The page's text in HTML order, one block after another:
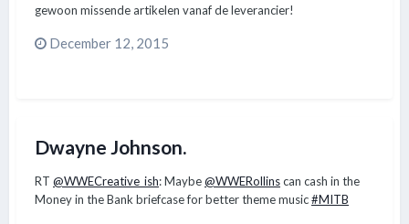
gewoon missende artikelen vanaf de leverancier!
December 12, 2015
Dwayne Johnson.
RT @WWECreative_ish: Maybe@WWERollinscan cash in the
Money in the Bank briefcase for better theme music#MITB